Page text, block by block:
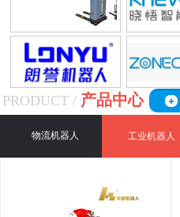
PRODUCT / 产品中心
物流机器人 工业机器人